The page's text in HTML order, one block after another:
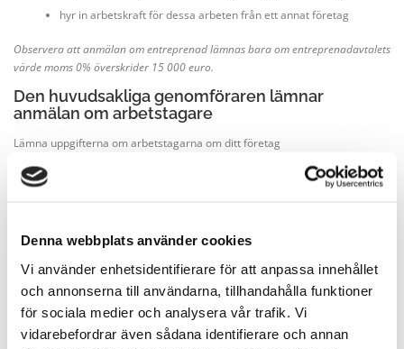
Denna webbplats använder cookies
Vi använder enhetsidentifierare för att anpassa innehållet
och annonserna till användarna, tillhandahålla funktioner
för sociala medier och analysera vår trafik. Vi
vidarebefordrar även sådana identifierare och annan
hyr in arbetskraft för dessa arbeten från ett annat företag
Observera att anmälan om entreprenad lämnas bara om entreprenadavtalets
värde moms 0% överskrider 15 000 euro.
Den huvudsakliga genomföraren lämnar
anmälan om arbetstagare
Lämna uppgifterna om arbetstagarna om ditt företag
är den huvudsakliga genomföraren av byggprojektet
är byggherre för en gemensam byggarbetsplats och någon
huvudsaklig genomförare av byggprojektet inte har utsetts.
Observera att anmälan om arbetstagare lämnas bara om det sammanlagda
värdet av de entreprenader byggherren köpt överskrider 15 000 euro moms
0%.